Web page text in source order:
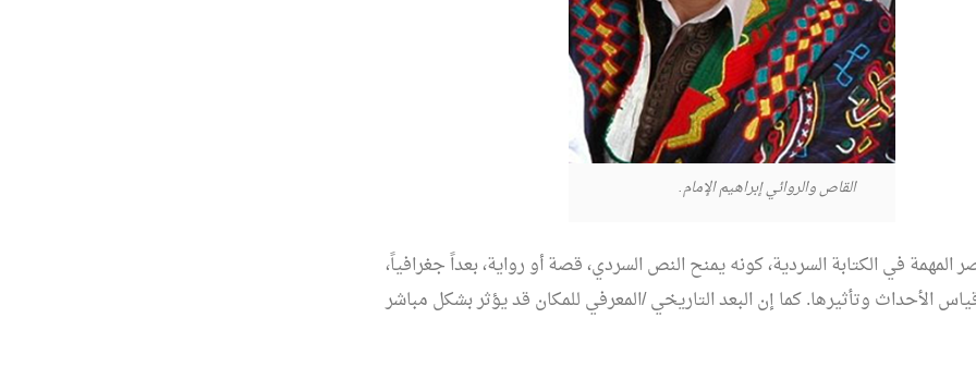
القاص والروائي إبراهيم الإمام.
المهمة في الكتابة السردية، كونه يمنح النص السردي، قصة أو رواية، بعداً جغرافياً،
الأحداث وتأثيرها. كما إن البعد التاريخي /المعرفي للمكان قد يؤثر بشكل مباشر